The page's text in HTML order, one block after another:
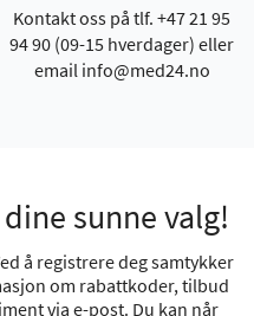
Kontakt oss på tlf. +47 21 95
94 90 (09-15 hverdager) eller
email info@med24.no
sunne valg!
å registrere deg samtykker
om rabattkoder, tilbud
via e-post. Du kan når